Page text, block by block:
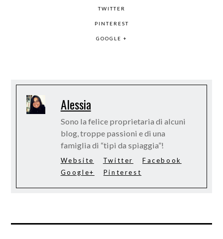
TWITTER
PINTEREST
GOOGLE +
Alessia
Sono la felice proprietaria di alcuni
blog, troppe passioni e di una
famiglia di “tipi da spiaggia”!
Website Twitter
Facebook
Google+
Pinterest